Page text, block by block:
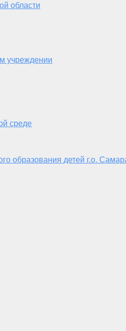
области
учреждении
среде
образования детей г.о.